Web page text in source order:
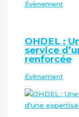
Évènement
OHDEL :
service
renforcée
Évènement